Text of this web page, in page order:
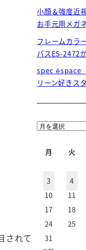
されて
小顔＆強度近
お手元用メガ
フレームカラ
パスES-2472
spec ēspace
リーン好きス
ア
月
火
3
4
10
11
17
18
24
25
31